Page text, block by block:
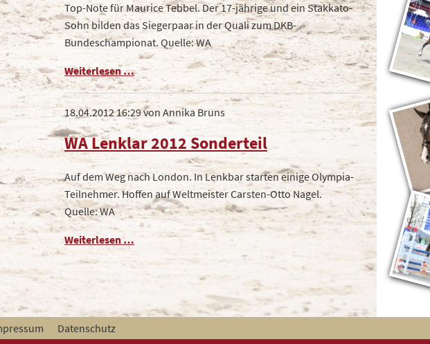
Top-Note für Maurice Tebbel. Der 17-jährige und ein Stakkato-
Sohn bilden das Siegerpaar in der Quali zum DKB-
Bundeschampionat. Quelle: WA
Weiterlesen …WA
20.04.2012
18.04.2012 16:29von Annika Bruns
WA Lenklar 2012 Sonderteil
Auf dem Weg nach London. In Lenkbar starten einige Olympia-
Teilnehmer. Hoffen auf Weltmeister Carsten-Otto Nagel.
Quelle: WA
Weiterlesen … WA
Lenklar
2012
Sonderteil
Datenschutz